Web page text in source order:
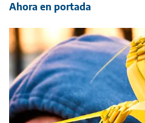
Ahora en portada